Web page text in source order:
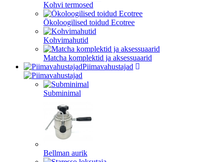
Kohvi termosed
Ökoloogilised toidud Ecotree
Kohvimahutid
Matcha komplektid ja aksessuaarid
Piimavahustajad
Subminimal
Bellman aurik